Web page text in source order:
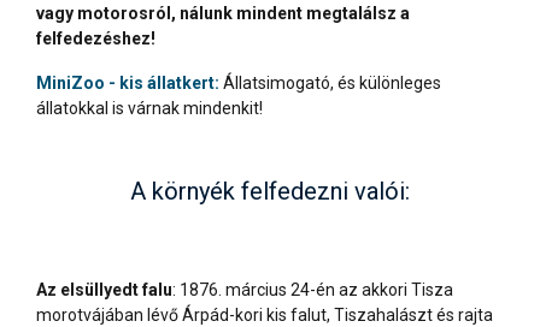
vagy motorosról, nálunk mindent megtalálsz a
felfedezéshez!
MiniZoo - kis állatkert: Állatsimogató, és különleges
állatokkal is várnak mindenkit!
A környék felfedezni valói:
Az elsüllyedt falu: 1876. március 24-én az akkori Tisza
morotvájában lévő Árpád-kori kis falut, Tiszahalászt és rajta